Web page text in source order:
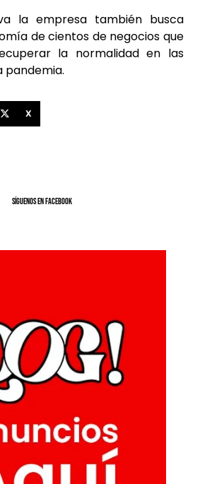
la empresa también busca
de cientos de negocios que
la normalidad en las
pandemia.
X
SíGUENOS EN FACEBOOK